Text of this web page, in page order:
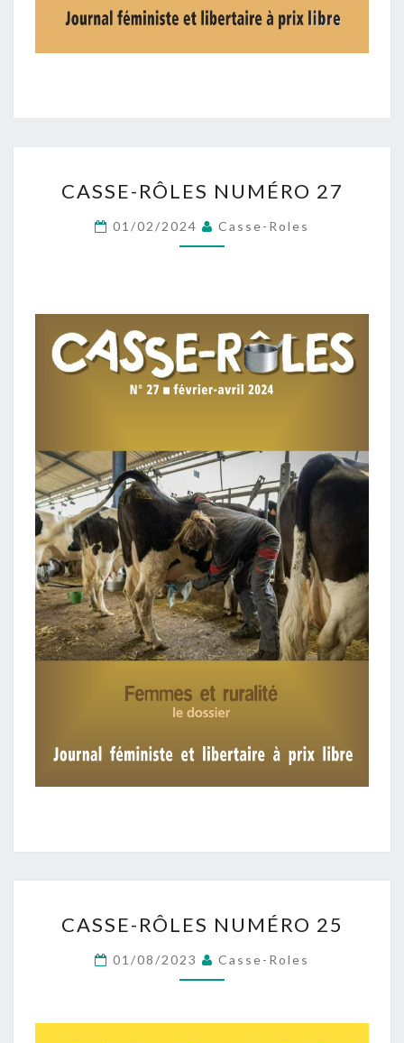
RÔLES
NUMÉRO
27
CASSE-RÔLES NUMÉRO 27
01/02/2024 Casse-Roles
RÔLES
NUMÉRO
25
CASSE-RÔLES NUMÉRO 25
01/08/2023 Casse-Roles